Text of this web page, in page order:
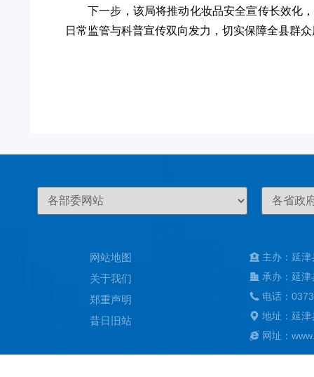
下一步，该局将推动化妆品安全宣传长效化
日常监管与科普宣传双向发力，切实保障全县群
网站地图
关于我们
郑重声明
昔日旧站
主办：延
承办：延
电话：
地址：延
网址：